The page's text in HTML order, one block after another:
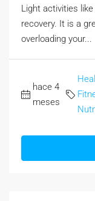
Light activities
recovery. It is a
overloading your...
hace 4
meses